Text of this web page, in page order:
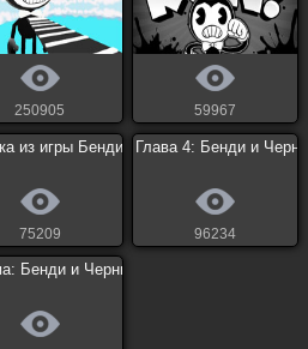
250905 59967
Машина
из игры Бенди
75209
Глава 4: Бенди и
96234
Бенди и Чернильная Машина